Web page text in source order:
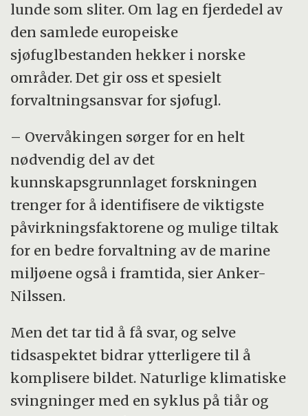
lunde som sliter. Om lag en fjerdedel av
den samlede europeiske
sjøfuglbestanden hekker i norske
områder. Det gir oss et spesielt
forvaltningsansvar for sjøfugl.
– Overvåkingen sørger for en helt
nødvendig del av det
kunnskapsgrunnlaget forskningen
trenger for å identifisere de viktigste
påvirkningsfaktorene og mulige tiltak
for en bedre forvaltning av de marine
miljøene også i framtida, sier Anker-
Nilssen.
Men det tar tid å få svar, og selve
tidsaspektet bidrar ytterligere til å
komplisere bildet. Naturlige klimatiske
svingninger med en syklus på tiår og